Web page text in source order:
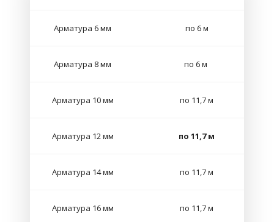
Арматура 6 мм по 6 м
Арматура 8 мм по 6 м
Арматура 10 мм по 11,7 м
Арматура 12 мм по 11,7 м
Арматура 14 мм по 11,7 м
Арматура 16 мм по 11,7 м